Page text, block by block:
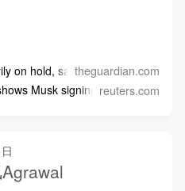
on hold, says Elon Musk
theguardian.com
Musk signing without asking
reuters.com